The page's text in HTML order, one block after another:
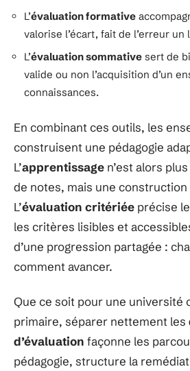
L’évaluation formative
valorise l’écart, fait de l’erreur
L’évaluation sommative sert de
valide ou non l’acquisition d’un
connaissances.
En combinant ces outils, les
construisent une pédagogie
L’apprentissage n’est alors
de notes, mais une
L’évaluation critériée précise
les critères lisibles et
d’une progression partagée :
comment avancer.
Que ce soit pour une université
primaire, séparer nettement les
d’évaluation façonne les
pédagogie, structure la